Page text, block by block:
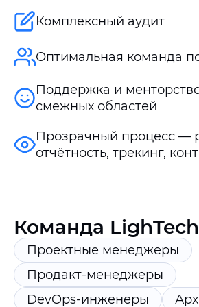
Комплексный аудит
Оптимальная команда
Поддержка и
смежных областей
Прозрачный процесс —
отчётность, трекинг,
Команда LighTech
Проектные менеджеры
Продакт-менеджеры
DevOps-инженеры